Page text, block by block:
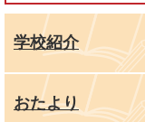
学校紹介
おたより